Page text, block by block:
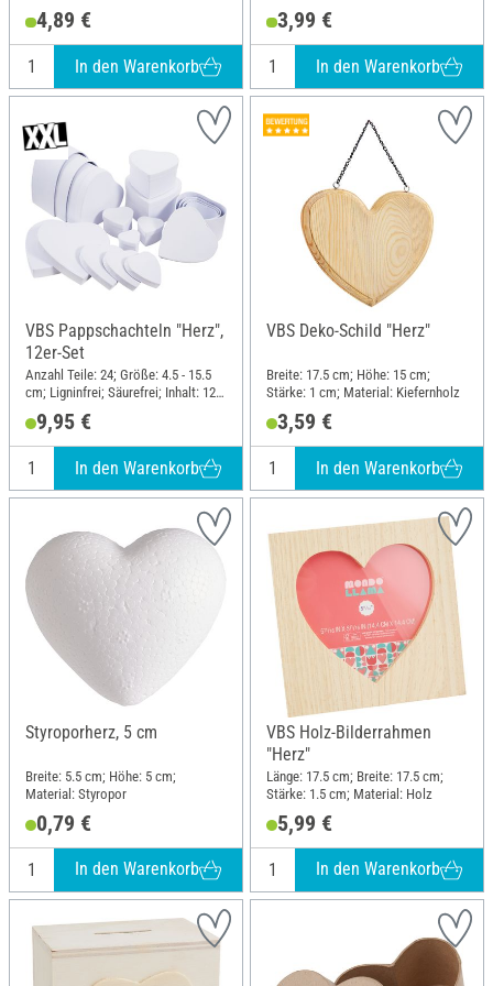
4,89 €
In den Warenkorb
3,99 €
In den Warenkorb
VBS Pappschachteln "Herz",
12er-Set
Anzahl Teile: 24; Größe: 4.5 - 15.5
cm; Ligninfrei; Säurefrei; Inhalt: 12
9,95 €
In den Warenkorb
VBS Deko-Schild "Herz"
Breite: 17.5 cm; Höhe: 15 cm;
Stärke: 1 cm; Material: Kiefernholz
3,59 €
In den Warenkorb
Styroporherz, 5 cm
Breite: 5.5 cm; Höhe: 5 cm;
Material: Styropor
0,79 €
In den Warenkorb
VBS Holz-Bilderrahmen
"Herz"
Länge: 17.5 cm; Breite: 17.5 cm;
Stärke: 1.5 cm; Material: Holz
5,99 €
In den Warenkorb